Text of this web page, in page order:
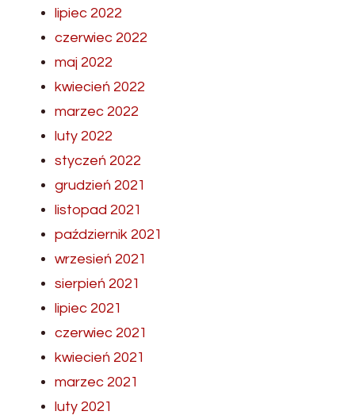
lipiec 2022
czerwiec 2022
maj 2022
kwiecień 2022
marzec 2022
luty 2022
styczeń 2022
grudzień 2021
listopad 2021
październik 2021
wrzesień 2021
sierpień 2021
lipiec 2021
czerwiec 2021
kwiecień 2021
marzec 2021
luty 2021